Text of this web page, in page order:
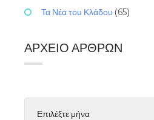
Τα Νέα του Κλάδου (65)
ΑΡΧΕΊΟ ΆΡΘΡΩΝ